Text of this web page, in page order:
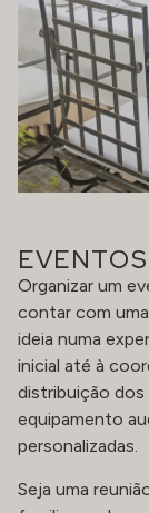
Organizar um
contar com
ideia numa
inicial até à
distribuição
equipamento
personalizadas.
Seja uma